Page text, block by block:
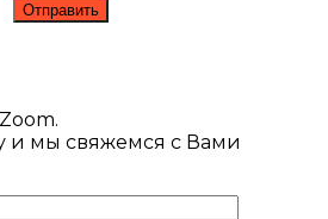
и мы свяжемся с Вами